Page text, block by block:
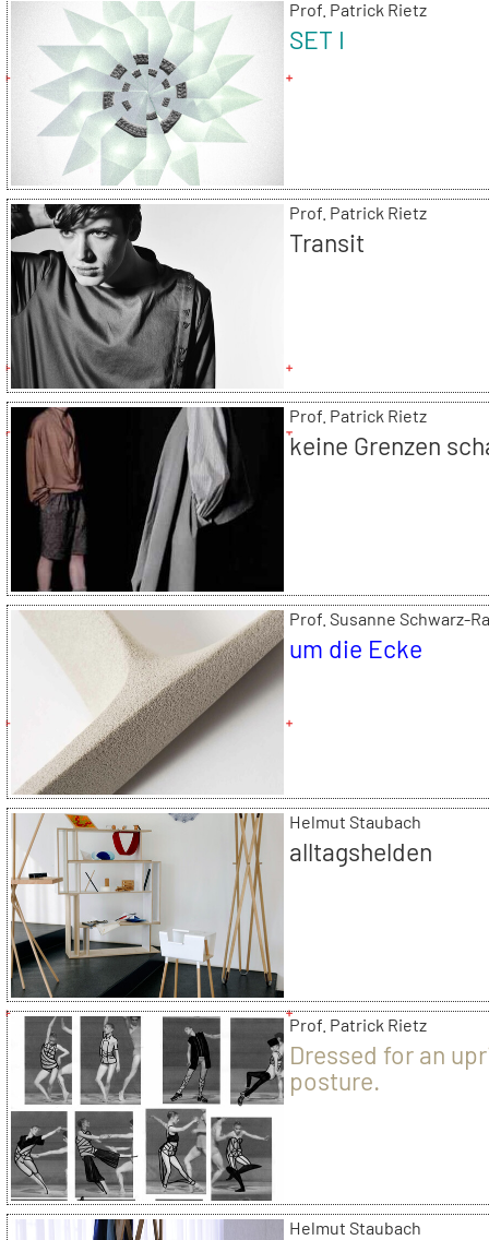
Prof. Patrick Rietz
SET I
Prof. Patrick Rietz
Transit
Prof. Patrick Rietz
keine Grenzen
Prof. Susanne Schwarz-
um die Ecke
Helmut Staubach
alltagshelden
Prof. Patrick Rietz
Dressed for an
posture.
Helmut Staubach